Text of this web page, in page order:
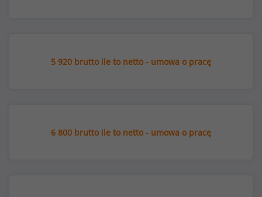
5 920 brutto ile to netto - umowa o pracę
6 800 brutto ile to netto - umowa o pracę